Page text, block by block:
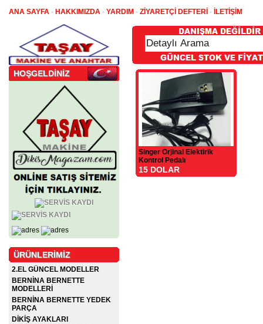
ANA SAYFA - HAKKIMIZDA - YARDIM - ZİYARETÇİ DEFTERİ - İLETİŞİM
HOŞGELDİNİZ
ÜRÜNLERİMİZ
2.EL GÜNCEL MODELLER
BERNİNA BERNETTE
MODELLERİ
BERNİNA BERNETTE YEDEK
PARÇA
DİKİŞ AYAKLARI
Singer Orjinal Elektirik
Kontrol Pedalı
15 DOLAR